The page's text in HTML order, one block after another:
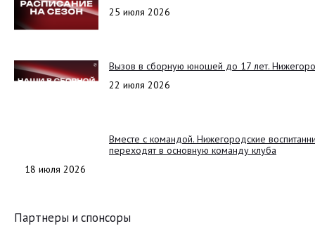
25 июля 2026
Вызов в сборную юношей до 17 лет.
22 июля 2026
Вместе с командой. Нижегородские
переходят в основную команду клуба
18 июля 2026
Партнеры и спонсоры